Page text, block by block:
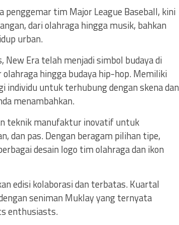
penggemar tim Major League Baseball, kini
dari olahraga hingga musik, bahkan
urban.
Era telah menjadi simbol budaya di
hingga budaya hip-hop. Memiliki
individu untuk terhubung dengan skena dan
menambahkan.
teknik manufaktur inovatif untuk
dan pas. Dengan beragam pilihan tipe,
desain logo tim olahraga dan ikon
edisi kolaborasi dan terbatas. Kuartal
seniman Muklay yang ternyata
enthusiasts.